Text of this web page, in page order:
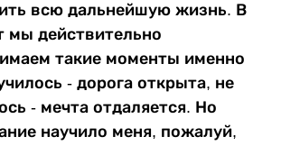
всю дальнейшую жизнь. В
мы действительно
такие моменты именно
- дорога открыта, не
- мечта отдаляется. Но
научило меня, пожалуй,